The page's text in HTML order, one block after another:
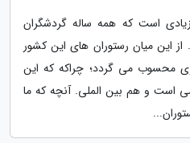
است که همه ساله گردشگران
این میان رستوران های این کشور
محسوب می گردد؛ چراکه که این
است و هم بین الملی. آنچه که ما